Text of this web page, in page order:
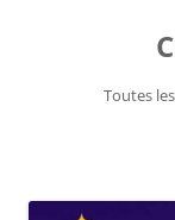
Toutes